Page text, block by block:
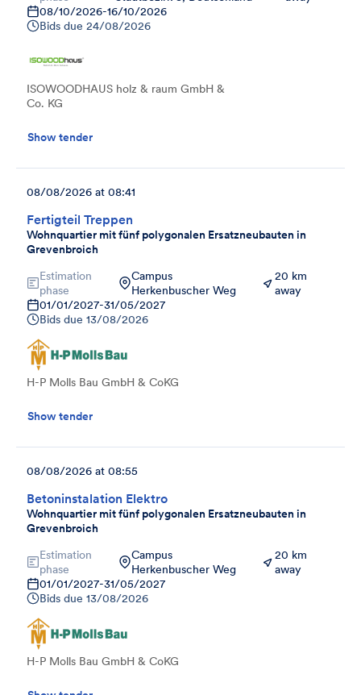
08/10/2026-16/10/2026
Bids due 24/08/2026
ISOWOODHAUS holz & raum GmbH &
Co. KG
Show tender
Fertigteil Treppen
Wohnquartier mit fünf polygonalen Ersatzneubauten in
Grevenbroich
08/08/2026 at 08:41
Estimation
phase
Campus
Herkenbuscher Weg
20 km
away
01/01/2027-31/05/2027
Bids due 13/08/2026
H-P Molls Bau GmbH & CoKG
Show tender
Betoninstalation Elektro
Wohnquartier mit fünf polygonalen Ersatzneubauten in
Grevenbroich
08/08/2026 at 08:55
Estimation
phase
Campus
Herkenbuscher Weg
20 km
away
01/01/2027-31/05/2027
Bids due 13/08/2026
H-P Molls Bau GmbH & CoKG